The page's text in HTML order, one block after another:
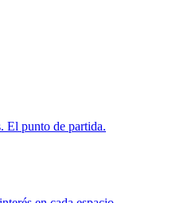
El punto de partida.